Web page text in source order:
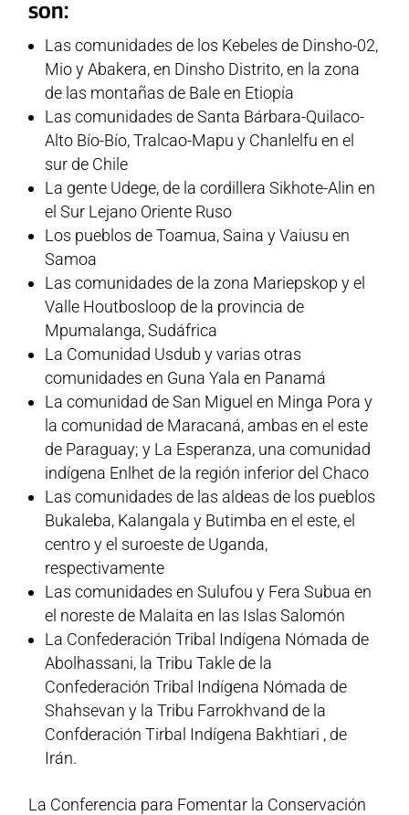
son:
Las comunidades de los Kebeles de Dinsho-02,
Mio y Abakera, en Dinsho Distrito, en la zona
de las montañas de Bale en Etiopía
Las comunidades de Santa Bárbara-Quilaco-
Alto Bío-Bío, Tralcao-Mapu y Chanlelfu en el
sur de Chile
La gente Udege, de la cordillera Sikhote-Alin en
el Sur Lejano Oriente Ruso
Los pueblos de Toamua, Saina y Vaiusu en
Samoa
Las comunidades de la zona Mariepskop y el
Valle Houtbosloop de la provincia de
Mpumalanga, Sudáfrica
La Comunidad Usdub y varias otras
comunidades en Guna Yala en Panamá
La comunidad de San Miguel en Minga Pora y
la comunidad de Maracaná, ambas en el este
de Paraguay; y La Esperanza, una comunidad
indígena Enlhet de la región inferior del Chaco
Las comunidades de las aldeas de los pueblos
Bukaleba, Kalangala y Butimba en el este, el
centro y el suroeste de Uganda,
respectivamente
Las comunidades en Sulufou y Fera Subua en
el noreste de Malaita en las Islas Salomón
La Confederación Tribal Indígena Nómada de
Abolhassani, la Tribu Takle de la
Confederación Tribal Indígena Nómada de
Shahsevan y la Tribu Farrokhvand de la
Confderación Tirbal Indígena Bakhtiari , de
Irán.
La Conferencia para Fomentar la Conservación